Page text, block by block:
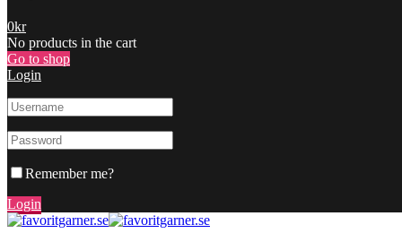
0kr
No products in the cart
Go to shop
Login
Remember me?
Login